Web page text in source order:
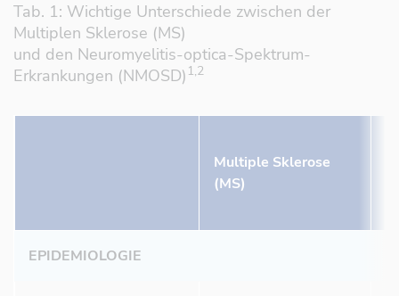
Tab. 1: Wichtige Unterschiede zwischen der
Multiplen Sklerose (MS)
und den Neuromyelitis-optica-Spektrum-
Erkrankungen (NMOSD) 1,2
Multiple Sklerose
(MS)
EPIDEMIOLOGIE